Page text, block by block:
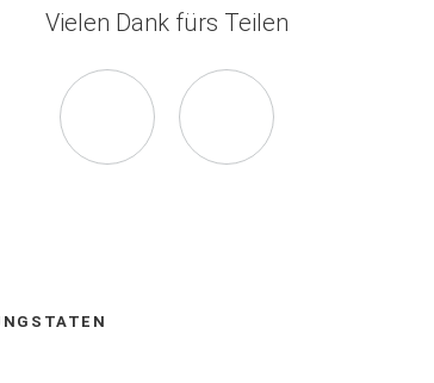
Vielen Dank fürs Teilen
Seite
Facebook
Seite